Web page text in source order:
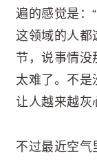
遍的感觉是：
这领域的人都
节，说事情没
太难了。不是
让人越来越灰
不过最近空气